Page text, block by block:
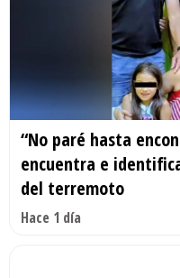
“No paré hasta
encuentra e
del terremoto
Hace 1 día